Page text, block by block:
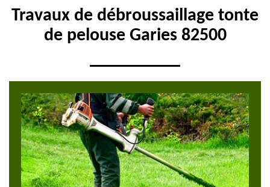
Travaux de débroussaillage tonte
de pelouse Garies 82500